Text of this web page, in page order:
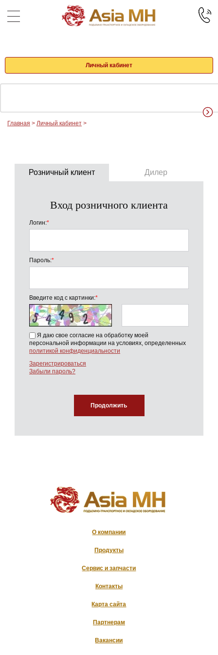
Личный кабинет
Главная > Личный кабинет >
Розничный клиент Дилер
Вход розничного клиента
Логин:*
Пароль:*
Введите код с картинки:*
Я даю свое согласие на обработку моей
персональной информации на условиях, определенных
политикой конфиденциальности
Зарегистрироваться
Забыли пароль?
О компании
Продукты
Сервис и запчасти
Контакты
Карта сайта
Партнерам
Вакансии